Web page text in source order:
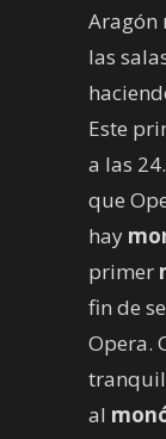
Aragón
las
Este
a las
que
hay
primer
fin de
Opera.
al